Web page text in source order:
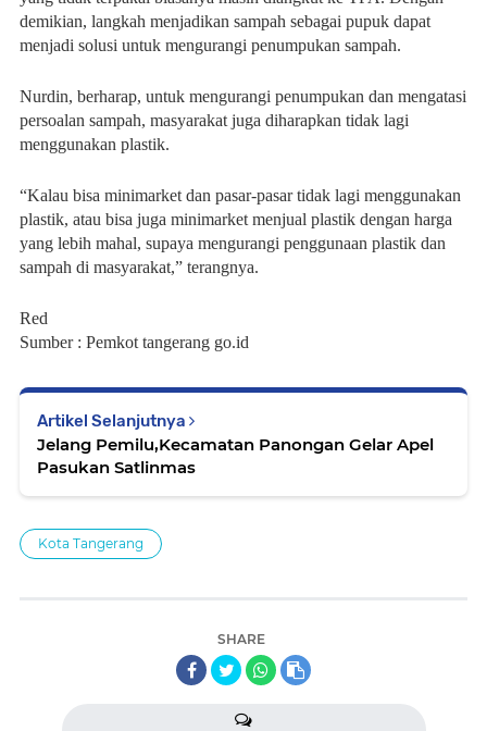
demikian, langkah menjadikan sampah sebagai pupuk dapat
menjadi solusi untuk mengurangi penumpukan sampah.
Nurdin, berharap, untuk mengurangi penumpukan dan mengatasi
persoalan sampah, masyarakat juga diharapkan tidak lagi
menggunakan plastik.
“Kalau bisa minimarket dan pasar-pasar tidak lagi menggunakan
plastik, atau bisa juga minimarket menjual plastik dengan harga
yang lebih mahal, supaya mengurangi penggunaan plastik dan
sampah di masyarakat,” terangnya.
Red
Sumber : Pemkot tangerang go.id
Artikel Selanjutnya
Jelang Pemilu,Kecamatan Panongan Gelar Apel
Pasukan Satlinmas
Kota Tangerang
SHARE